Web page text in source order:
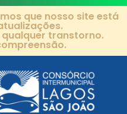
que nosso site está
transtorno.